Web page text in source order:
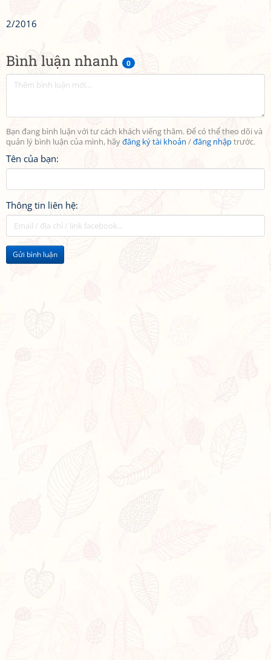
Bình luận nhanh 0
Bạn đang bình luận với tư cách khách viếng thăm. Để có thể theo dõi và
quản lý bình luận của mình, hãyđăng ký tài khoản /đăng nhậptrước.
Tên của bạn:
Thông tin liên hệ:
Gửi bình luận
2/2016